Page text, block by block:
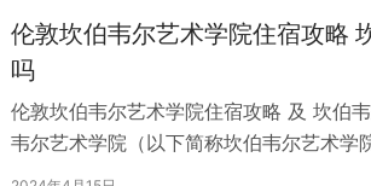
伦敦坎伯韦尔艺术学院住宿攻略
吗
伦敦坎伯韦尔艺术学院住宿攻略 及 坎伯
韦尔艺术学院（以下简称坎伯韦尔艺术学
吸引了全球各地的学子前来学习。而对于